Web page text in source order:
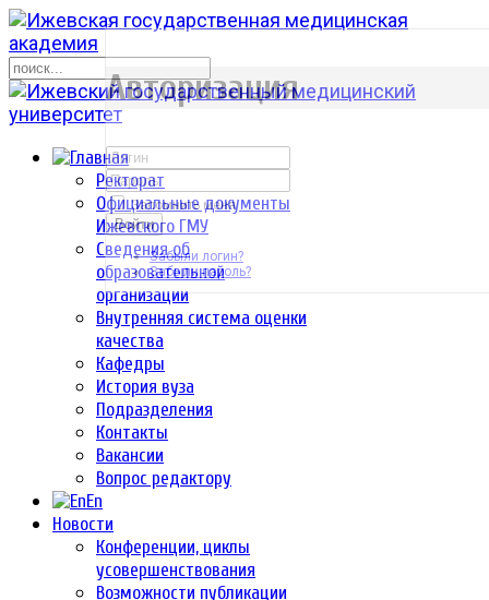
Ректорат
Официальные документы
Ижевского ГМУ
Сведения об
образовательной
организации
Внутренняя система оценки
качества
Кафедры
История вуза
Подразделения
Контакты
Вакансии
Вопрос редактору
En
Новости
Конференции, циклы
усовершенствования
Возможности публикации
р
Авторизация
Запомнить меня
Войти
Забыли логин?
Забыли пароль?